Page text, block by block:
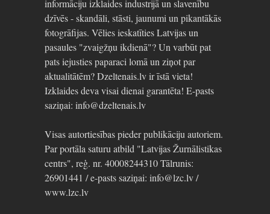
informāciju izklaides industrijā un slavenību
dzīvēs - skandāli, stāsti, jaunumi un pikantākās
fotogrāfijas. Vēlies ieskatīties Latvijas un
pasaules "zvaigžņu ikdienā"? Un varbūt pat
pats iejusties paparaci lomā un ziņot par
aktualitātēm? Dzeltenais.lv ir īstā vieta!
Izklaides deva visai dienai garantēta! E-pasts
saziņai: info@dzeltenais.lv
Visas autortiesības pieder publikāciju autoriem.
Par portāla saturu atbild "Latvijas Žurnālistikas
centrs", reģ. nr. 40008244310 Tālrunis:
26901441 / e-pasts saziņai: info@lzc.lv /
www.lzc.lv